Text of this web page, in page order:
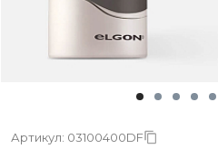
Артикул: 03100400DF